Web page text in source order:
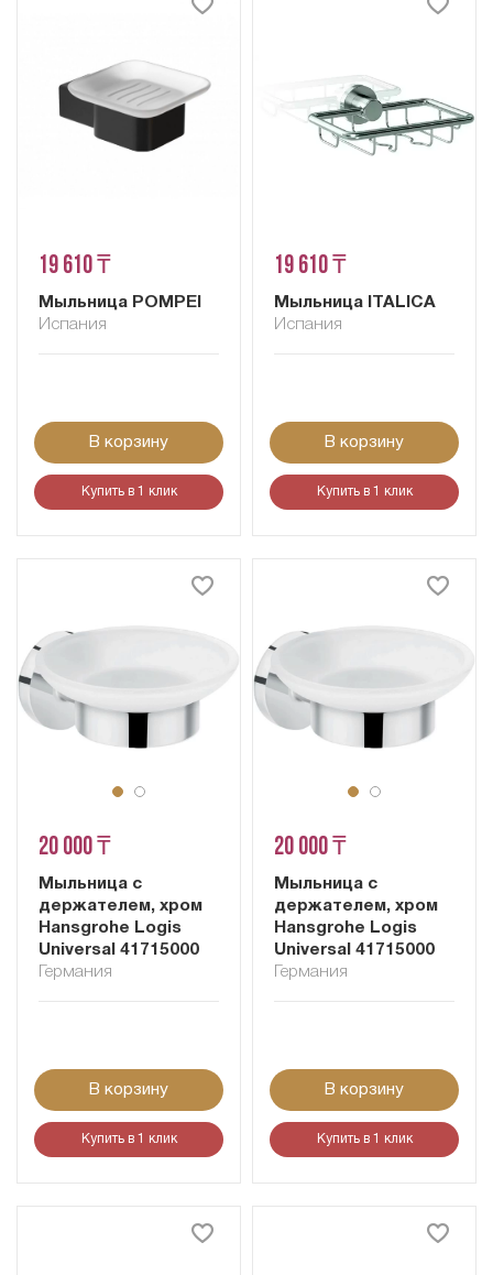
19 610 ₸
Мыльница POMPEI
Испания
В корзину
Купить в 1 клик
19 610 ₸
Мыльница ITALICA
Испания
В корзину
Купить в 1 клик
20 000 ₸
Мыльница с
держателем, хром
Hansgrohe Logis
Universal 41715000
Германия
В корзину
Купить в 1 клик
20 000 ₸
Мыльница с
держателем, хром
Hansgrohe Logis
Universal 41715000
Германия
В корзину
Купить в 1 клик